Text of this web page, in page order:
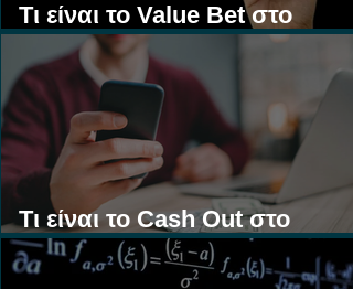
Τι είναι το Value Bet στο
Στοίχημα;
Τι είναι το Cash Out στο
Στοίχημα;